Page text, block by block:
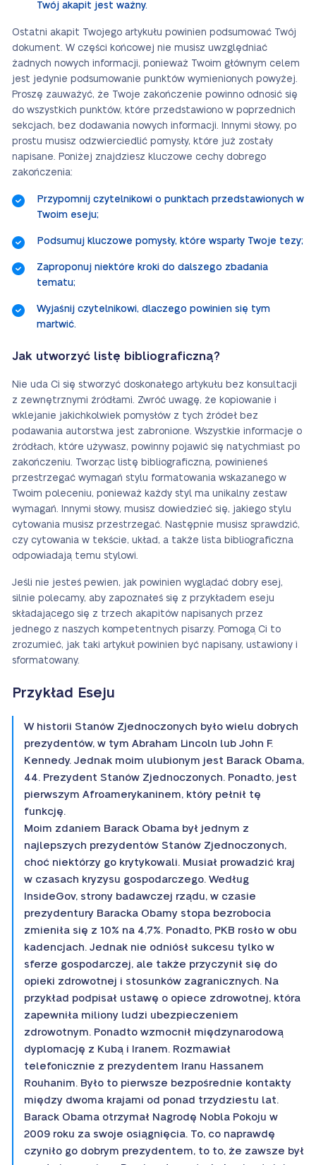
Twój akapit jest ważny.
Ostatni akapit Twojego artykułu powinien podsumować Twój
dokument. W części końcowej nie musisz uwzględniać
żadnych nowych informacji, ponieważ Twoim głównym celem
jest jedynie podsumowanie punktów wymienionych powyżej.
Proszę zauważyć, że Twoje zakończenie powinno odnosić się
do wszystkich punktów, które przedstawiono w poprzednich
sekcjach, bez dodawania nowych informacji. Innymi słowy, po
prostu musisz odzwierciedlić pomysły, które już zostały
napisane. Poniżej znajdziesz kluczowe cechy dobrego
zakończenia:
Przypomnij czytelnikowi o punktach przedstawionych w
Twoim eseju;
Podsumuj kluczowe pomysły, które wsparły Twoje tezy;
Zaproponuj niektóre kroki do dalszego zbadania
tematu;
Wyjaśnij czytelnikowi, dlaczego powinien się tym
martwić.
Jak utworzyć listę bibliograficzną?
Nie uda Ci się stworzyć doskonałego artykułu bez konsultacji
z zewnętrznymi źródłami. Zwróć uwagę, że kopiowanie i
wklejanie jakichkolwiek pomysłów z tych źródeł bez
podawania autorstwa jest zabronione. Wszystkie informacje o
źródłach, które używasz, powinny pojawić się natychmiast po
zakończeniu. Tworząc listę bibliograficzną, powinieneś
przestrzegać wymagań stylu formatowania wskazanego w
Twoim poleceniu, ponieważ każdy styl ma unikalny zestaw
wymagań. Innymi słowy, musisz dowiedzieć się, jakiego stylu
cytowania musisz przestrzegać. Następnie musisz sprawdzić,
czy cytowania w tekście, układ, a także lista bibliograficzna
odpowiadają temu stylowi.
Jeśli nie jesteś pewien, jak powinien wyglądać dobry esej,
silnie polecamy, aby zapoznałeś się z przykładem eseju
składającego się z trzech akapitów napisanych przez
jednego z naszych kompetentnych pisarzy. Pomogą Ci to
zrozumieć, jak taki artykuł powinien być napisany, ustawiony i
sformatowany.
Przykład Eseju
W historii Stanów Zjednoczonych było wielu dobrych
prezydentów, w tym Abraham Lincoln lub John F.
Kennedy. Jednak moim ulubionym jest Barack Obama,
44. Prezydent Stanów Zjednoczonych. Ponadto, jest
pierwszym Afroamerykaninem, który pełnił tę
funkcję.
Moim zdaniem Barack Obama był jednym z
najlepszych prezydentów Stanów Zjednoczonych,
choć niektórzy go krytykowali. Musiał prowadzić kraj
w czasach kryzysu gospodarczego. Według
InsideGov, strony badawczej rządu, w czasie
prezydentury Baracka Obamy stopa bezrobocia
zmieniła się z 10% na 4,7%. Ponadto, PKB rosło w obu
kadencjach. Jednak nie odniósł sukcesu tylko w
sferze gospodarczej, ale także przyczynił się do
opieki zdrowotnej i stosunków zagranicznych. Na
przykład podpisał ustawę o opiece zdrowotnej, która
zapewniła miliony ludzi ubezpieczeniem
zdrowotnym. Ponadto wzmocnił międzynarodową
dyplomację z Kubą i Iranem. Rozmawiał
telefonicznie z prezydentem Iranu Hassanem
Rouhanim. Było to pierwsze bezpośrednie kontakty
między dwoma krajami od ponad trzydziestu lat.
Barack Obama otrzymał Nagrodę Nobla Pokoju w
2009 roku za swoje osiągnięcia. To, co naprawdę
czyniło go dobrym prezydentem, to to, że zawsze był